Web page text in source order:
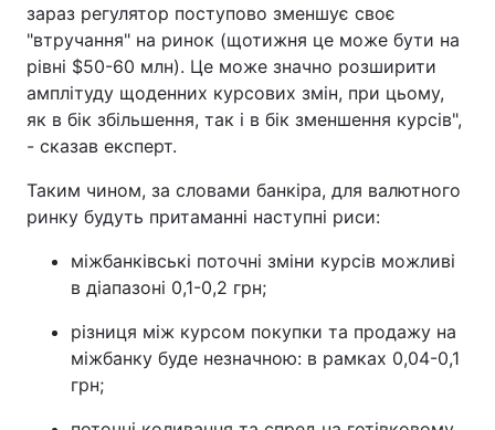
зараз регулятор поступово зменшує своє
"втручання" на ринок (щотижня це може бути на
рівні $50-60 млн). Це може значно розширити
амплітуду щоденних курсових змін, при цьому,
як в бік збільшення, так і в бік зменшення курсів",
- сказав експерт.
Таким чином, за словами банкіра, для валютного
ринку будуть притаманні наступні риси:
міжбанківські поточні зміни курсів можливі
в діапазоні 0,1-0,2 грн;
різниця між курсом покупки та продажу на
міжбанку буде незначною: в рамках 0,04-0,1
грн;